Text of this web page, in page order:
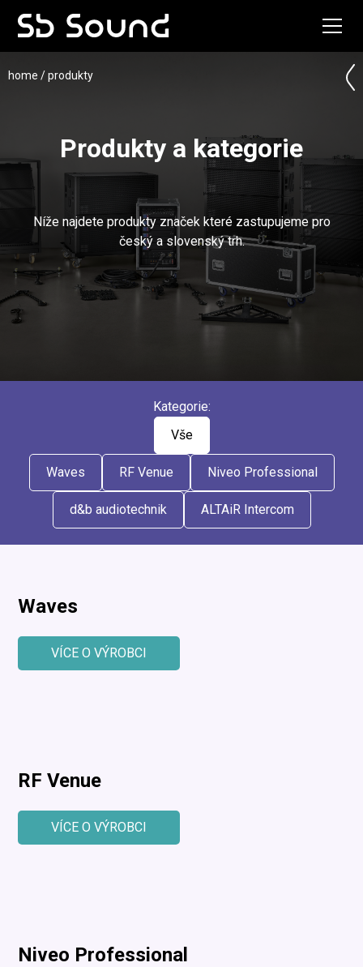
home / produkty
Produkty a kategorie
Níže najdete produkty značek které zastupujeme pro
český a slovenský trh.
Kategorie:
Vše
Waves RF Venue Niveo Professional
d&b audiotechnik ALTAiR Intercom
Waves
VÍCE O VÝROBCI
RF Venue
VÍCE O VÝROBCI
Niveo Professional